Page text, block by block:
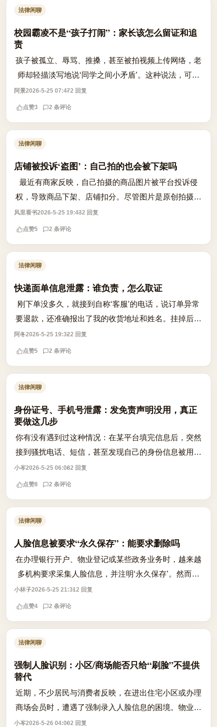
法律闲聊
校园霸凌不是“孩子打闹”：家长该怎么留证和追
责
孩子被孤立、辱骂、推搡，甚至被拍视频上传网络，老
师却轻描淡写地说‘同学之间小矛盾’。这种说法，可能
正在纵容一场对未成年人人格权的持续侵害。根据《未
成年人保护法》第三十九条，学校应当...
阿景2026-5-25 07:472 回复
点赞3 2 条评论
法律闲聊
店铺被投诉‘盗图’：自己拍的也会被下架吗
最近有商家反映，自己拍摄的商品图片被平台投诉侵
权，导致商品下架、店铺扣分。尽管图片是原创拍摄，
仍被判定为‘盗图’，引发广泛困惑。问题核心在于：原
创图片是否仍可能被认定侵权？平台知识...
风里看书2026-5-25 19:432 回复
点赞5 2 条评论
法律闲聊
快递面单信息泄露：谁负责，怎么取证
刚下单没多久，就接到自称‘客服’的电话，说订单异常
要退款，还准确报出了我的收货地址和姓名。挂掉后越
想越不对劲，怀疑快递面单信息被泄露。这类情况在近
期频繁发生，很多人反映在未收货前就...
阿冬2026-5-25 19:322 回复
点赞5 2 条评论
法律闲聊
身份证号、手机号泄露：发免责声明没用，真正
要做这几步
你有没有遇到过这种情况：在某平台填完信息后，突然
接到骚扰电话、短信，甚至发现自己的身份信息被用于
注册账号、申请贷款？很多人第一反应是发个朋友
圈：‘非本人办理，概不负责’。但法律上，...
小岑2026-5-25 06:082 回复
点赞8 2 条评论
法律闲聊
人脸信息被要求“永久保存”：能要求删除吗
在办理银行开户、物业登记或某些政务业务时，越来越
多机构要求采集人脸信息，并注明‘永久保存’。然而，
当用户事后想撤回同意、要求删除已采集的人脸数据
时，往往发现系统中没有相应入口，也无...
小林子2026-5-25 21:312 回复
点赞4 2 条评论
法律闲聊
强制人脸识别：小区/商场能否只给“刷脸”不提供
替代
近期，不少居民与消费者反映，在进出住宅小区或办理
商场会员时，遭遇了强制录入人脸信息的困境。物业或
商家往往以“不刷脸就不让进”或“不录入无法享受服务”为
小岑2026-5-26 04:002 回复